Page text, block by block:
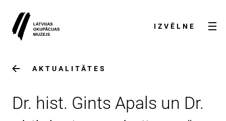
IZVĒLNE
AKTUALITĀTES
Dr. hist. Gints Apals un Dr.